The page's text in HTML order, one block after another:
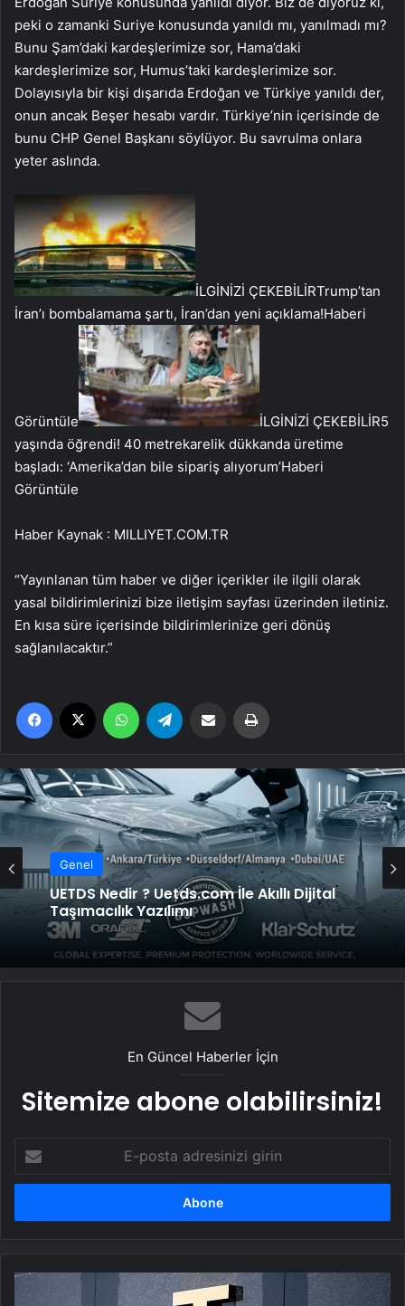
peki o zamanki Suriye konusunda yanıldı mı, yanılmadı mı?
Bunu Şam’daki kardeşlerimize sor, Hama’daki
kardeşlerimize sor, Humus’taki kardeşlerimize sor.
Dolayısıyla bir kişi dışarıda Erdoğan ve Türkiye yanıldı der,
onun ancak Beşer hesabı vardır. Türkiye’nin içerisinde de
bunu CHP Genel Başkanı söylüyor. Bu savrulma onlara
yeter aslında.
İLGİNİZİ ÇEKEBİLİRTrump’tan
İran’ı bombalamama şartı, İran’dan yeni açıklama!Haberi
Görüntüle İLGİNİZİ ÇEKEBİLİR5
yaşında öğrendi! 40 metrekarelik dükkanda üretime
başladı: ‘Amerika’dan bile sipariş alıyorum’Haberi
Görüntüle
Haber Kaynak : MILLIYET.COM.TR
“Yayınlanan tüm haber ve diğer içerikler ile ilgili olarak
yasal bildirimlerinizi bize iletişim sayfası üzerinden iletiniz.
En kısa süre içerisinde bildirimlerinize geri dönüş
sağlanılacaktır.”
Facebook WhatsApp Email'den paylaş
Genel
UETDS Nedir ? Uetds.com İle Akıllı Dijital
Taşımacılık Yazılımı
Genel
Vira Assistance’tan Türkiye Genelinde
Güvenli Araç Taşıma ve Yol Yardım Atağı
En Güncel Haberler İçin
Sitemize abone olabilirsiniz!
posta
adresinizi
Merkez